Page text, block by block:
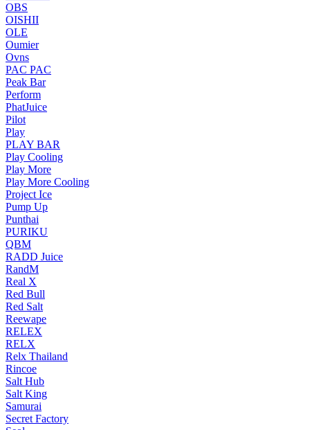
OBS
OISHII
OLE
Oumier
Ovns
PAC PAC
Peak Bar
Perform
PhatJuice
Pilot
Play
PLAY BAR
Play Cooling
Play More
Play More Cooling
Project Ice
Pump Up
Punthai
PURIKU
QBM
RADD Juice
RandM
Real X
Red Bull
Red Salt
Reewape
RELEX
RELX
Relx Thailand
Rincoe
Salt Hub
Salt King
Samurai
Secret Factory